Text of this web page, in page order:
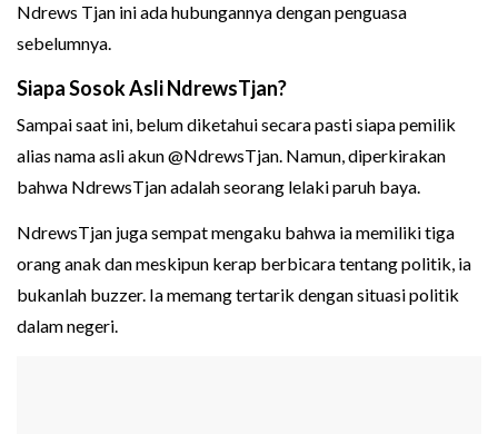
Ndrews Tjan ini ada hubungannya dengan penguasa
sebelumnya.
Siapa Sosok Asli NdrewsTjan?
Sampai saat ini, belum diketahui secara pasti siapa pemilik
alias nama asli akun @NdrewsTjan. Namun, diperkirakan
bahwa NdrewsTjan adalah seorang lelaki paruh baya.
NdrewsTjan juga sempat mengaku bahwa ia memiliki tiga
orang anak dan meskipun kerap berbicara tentang politik, ia
bukanlah buzzer. Ia memang tertarik dengan situasi politik
dalam negeri.